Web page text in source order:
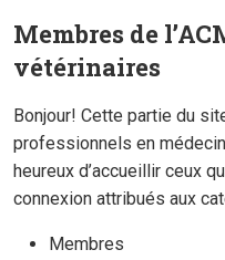
Membres de
vétérinaires
Bonjour! Cette partie du
professionnels en
heureux d’accueillir ceux
connexion attribués aux
Membres